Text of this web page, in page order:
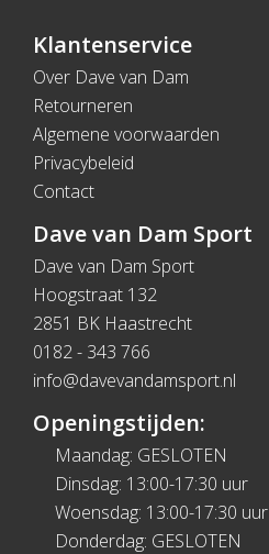
Klantenservice
Over Dave van Dam
Retourneren
Algemene voorwaarden
Privacybeleid
Contact
Dave van Dam Sport
Dave van Dam Sport
Hoogstraat 132
2851 BK Haastrecht
0182 - 343 766
info@davevandamsport.nl
Openingstijden:
Maandag: GESLOTEN
Dinsdag: 13:00-17:30 uur
Woensdag: 13:00-17:30 uur
Donderdag: GESLOTEN